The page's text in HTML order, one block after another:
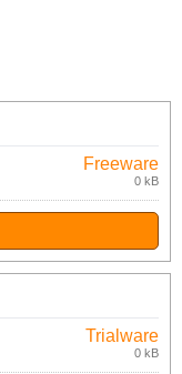
Freeware
0 kB
Trialware
0 kB